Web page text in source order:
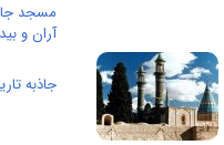
مسجد
آران و
جاذبه